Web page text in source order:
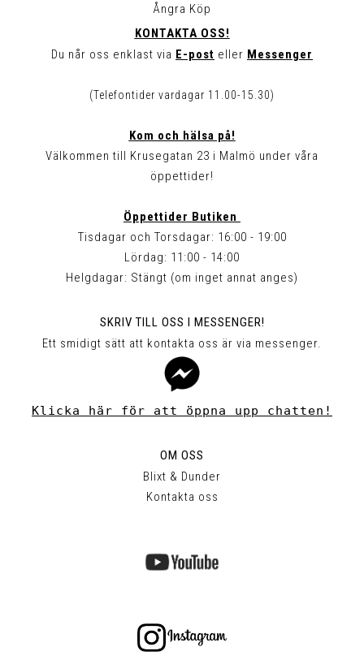
Ångra Köp
KONTAKTA OSS!
Du når oss enklast via E-post eller Messenger
(Telefontider vardagar 11.00-15.30)
Kom och hälsa på!
Välkommen till Krusegatan 23 i Malmö under våra
öppettider!
Öppettider Butiken
Tisdagar och Torsdagar: 16:00 - 19:00
Lördag: 11:00 - 14:00
Helgdagar: Stängt (om inget annat anges)
SKRIV TILL OSS I MESSENGER!
Ett smidigt sätt att kontakta oss är via messenger.
Klicka här för att öppna upp chatten!
OM OSS
Blixt & Dunder
Kontakta oss